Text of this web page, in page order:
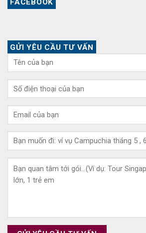
FACEBOOK
GỬI YÊU CẦU TƯ VẤN